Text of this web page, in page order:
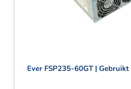
Ever FSP235-60GT |